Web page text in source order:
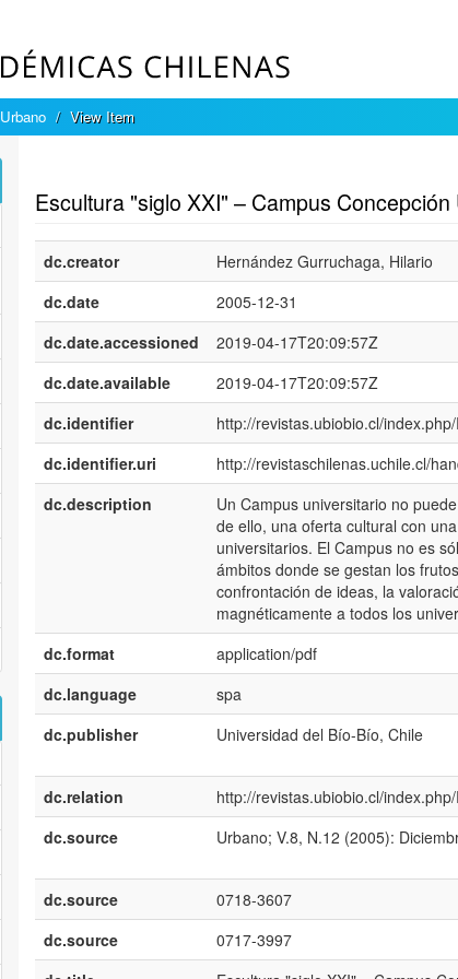
Urbano View Item
Escultura "siglo XXI" – Campus Concepción
dc.creator
Hernández Gurruchaga, Hilario
dc.date
2005-12-31
dc.date.accessioned
2019-04-17T20:09:57Z
dc.date.available
2019-04-17T20:09:57Z
dc.identifier
http://revistas.ubiobio.cl/
dc.identifier.uri
http://revistaschilenas.uchile.cl/
dc.description
Un Campus universitario no
de ello, una oferta cultural con
universitarios. El Campus no es
ámbitos donde se gestan los
confrontación de ideas, la
magnéticamente a todos los
dc.format
application/pdf
dc.language
spa
dc.publisher
Universidad del Bío-Bío, Chile
dc.relation
http://revistas.ubiobio.cl/
dc.source
Urbano; V.8, N.12 (2005):
dc.source
0718-3607
dc.source
0717-3997